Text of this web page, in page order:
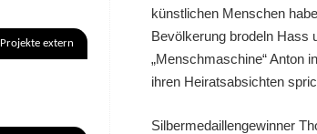
künstlichen Menschen
Bevölkerung brodeln Hass
„Menschmaschine“ Anton
ihren Heiratsabsichten
Silbermedaillengewinner
Projekte extern